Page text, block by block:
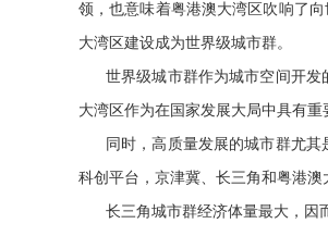
领，也意味着粤港澳大湾区吹响了
大湾区建设成为世界级城市群。
世界级城市群作为城市空间开
大湾区作为在国家发展大局中具有
同时，高质量发展的城市群尤
科创平台，京津冀、长三角和粤港
长三角城市群经济体量最大，因